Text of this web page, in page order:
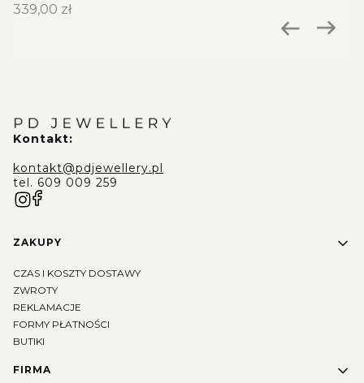
Cena
339,00 zł
Kontakt:
kontakt@pdjewellery.pl
tel. 609 009 259
Linki w stopce
ZAKUPY
CZAS I KOSZTY DOSTAWY
ZWROTY
REKLAMACJE
FORMY PŁATNOŚCI
BUTIKI
FIRMA